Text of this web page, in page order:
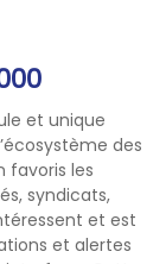
et unique
des
favoris les
syndicats,
et est
et alertes